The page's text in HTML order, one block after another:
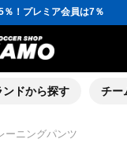
％！プレミア会員は7％
％OFFクーポン」プレゼ
ューズケースプレゼント！
)以上で送料無料！
％！プレミア会員は7％
％OFFクーポン」プレゼ
ンドから探す チー
ーニングパンツ